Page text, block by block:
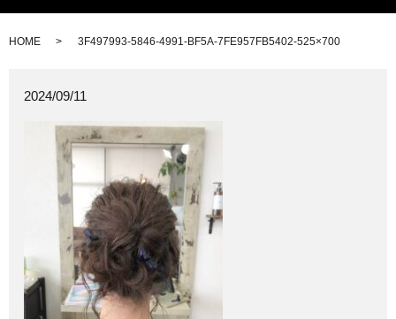
HOME 3F497993-5846-4991-BF5A-7FE957FB5402-525×700
2024/09/11